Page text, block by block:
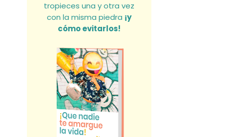
tropieces una y otra vez
con la misma piedra ¡y
cómo evitarlos!